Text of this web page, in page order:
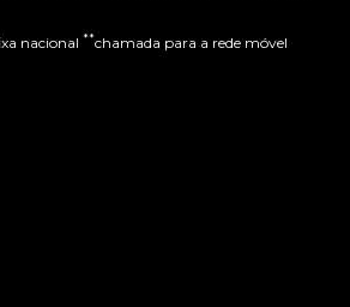
nacional **chamada para a rede móvel